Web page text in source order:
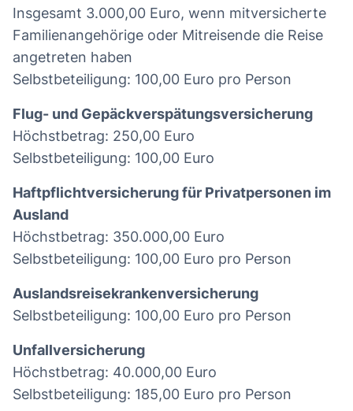
Insgesamt 3.000,00 Euro, wenn mitversicherte
Familienangehörige oder Mitreisende die Reise
angetreten haben
Selbstbeteiligung: 100,00 Euro pro Person
Flug- und Gepäckverspätungsversicherung
Höchstbetrag: 250,00 Euro
Selbstbeteiligung: 100,00 Euro
Haftpflichtversicherung für Privatpersonen im
Ausland
Höchstbetrag: 350.000,00 Euro
Selbstbeteiligung: 100,00 Euro pro Person
Auslandsreisekrankenversicherung
Selbstbeteiligung: 100,00 Euro pro Person
Unfallversicherung
Höchstbetrag: 40.000,00 Euro
Selbstbeteiligung: 185,00 Euro pro Person